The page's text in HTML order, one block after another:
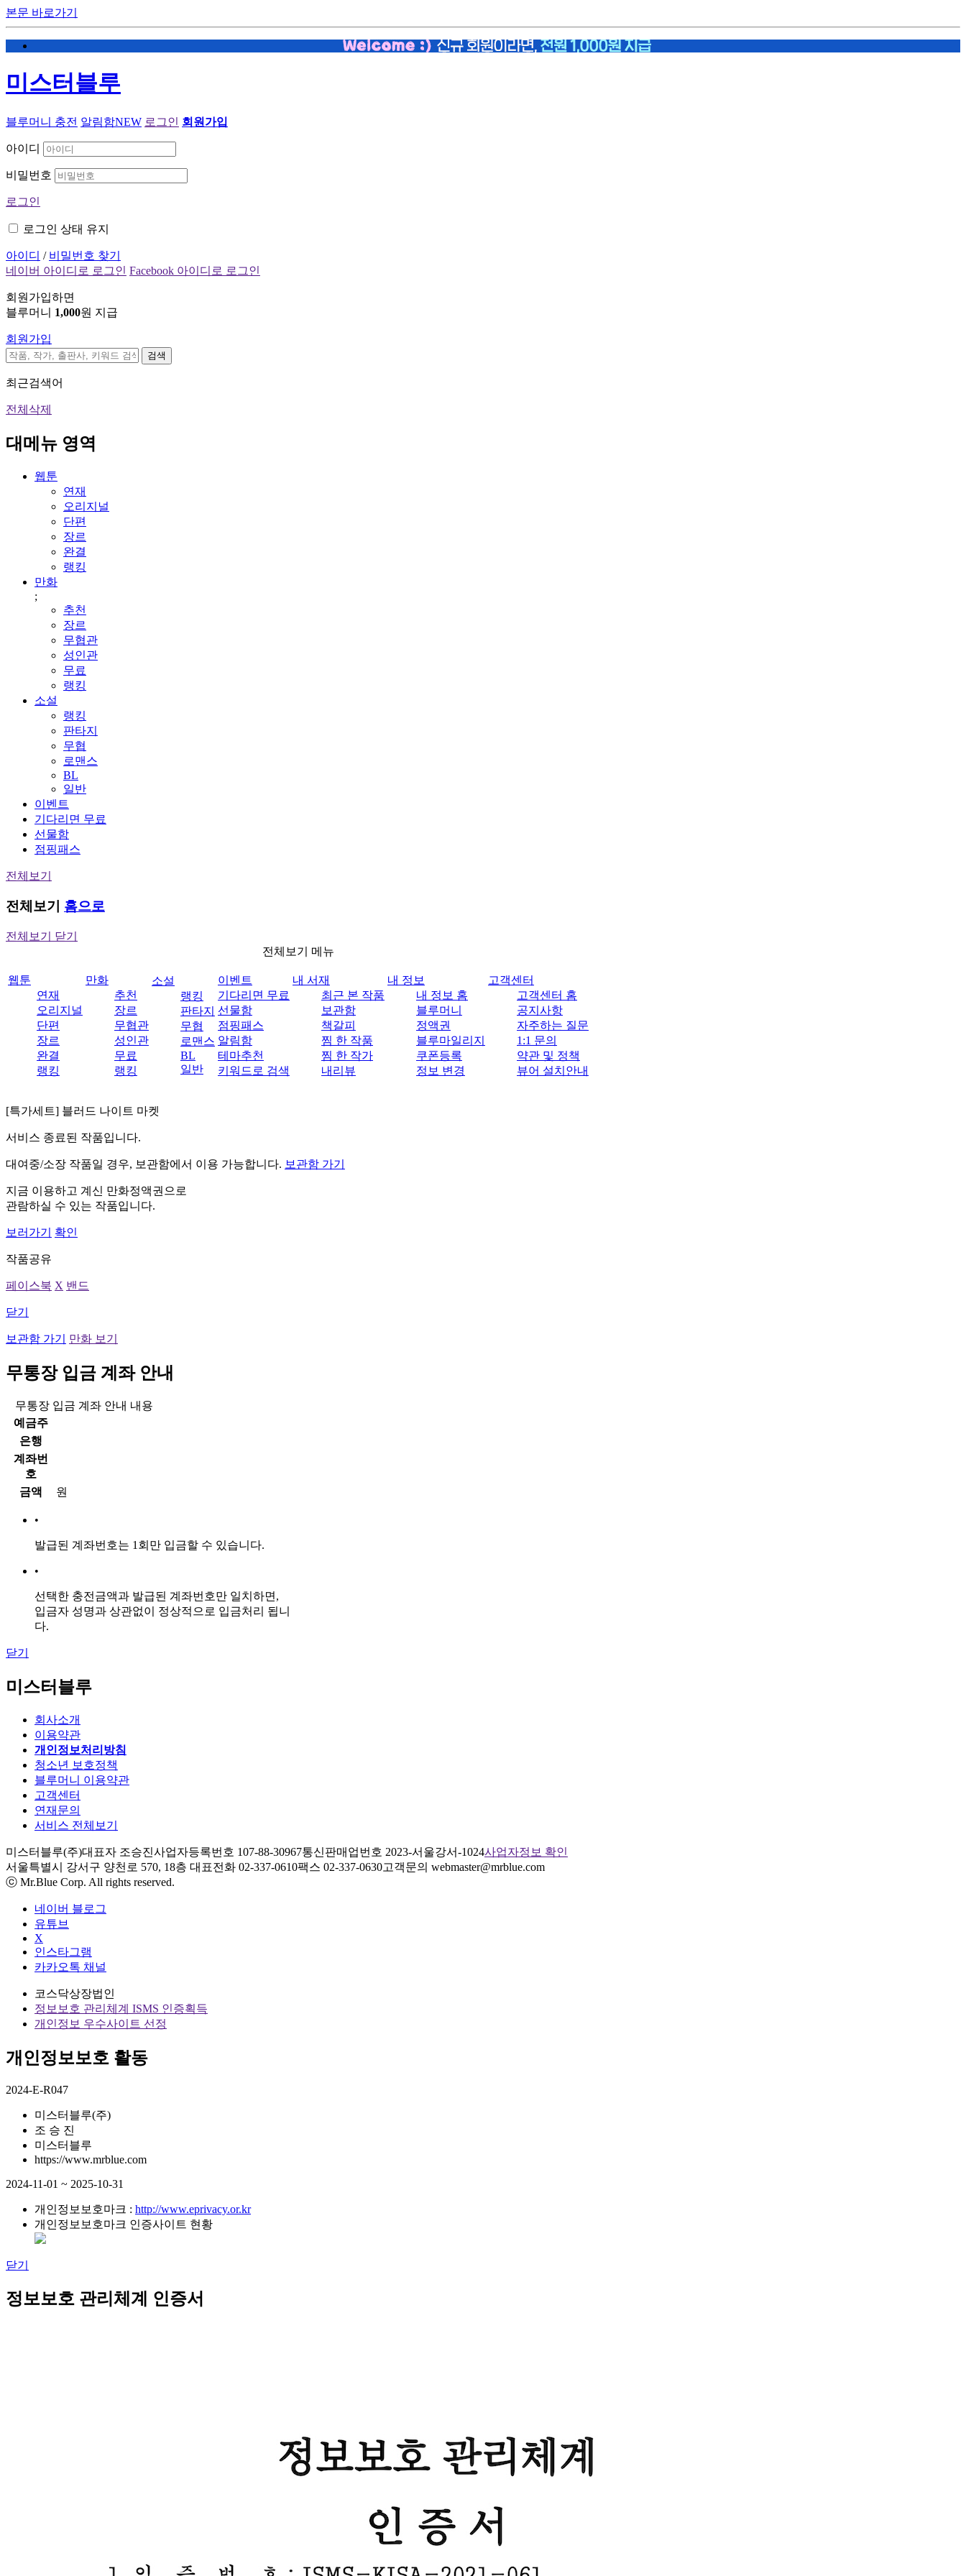
본문 바로가기
미스터블루
블루머니 충전 알림함NEW 로그인 회원가입
아이디
비밀번호
로그인
로그인 상태 유지
아이디 / 비밀번호 찾기
네이버 아이디로 로그인 Facebook 아이디로 로그인
회원가입하면
블루머니 1,000원 지급
회원가입
검색
최근검색어
전체삭제
대메뉴 영역
웹툰
연재
오리지널
단편
장르
완결
랭킹
만화
;
추천
장르
무협관
성인관
무료
랭킹
소설
랭킹
판타지
무협
로맨스
BL
일반
이벤트
기다리면 무료
선물함
점핑패스
전체보기
전체보기 홈으로
전체보기 닫기
전체보기 메뉴
웹툰
연재
오리지널
단편
장르
완결
랭킹
만화
추천
장르
무협관
성인관
무료
랭킹
소설
랭킹
판타지
무협
로맨스
BL
일반
이벤트
기다리면 무료
선물함
점핑패스
알림함
테마추천
키워드로 검색
내 서재
최근 본 작품
보관함
책갈피
찜 한 작품
찜 한 작가
내리뷰
내 정보
내 정보 홈
블루머니
정액권
블루마일리지
쿠폰등록
정보 변경
고객센터
고객센터 홈
공지사항
자주하는 질문
1:1 문의
약관 및 정책
뷰어 설치안내
[특가세트] 블러드 나이트 마켓
서비스 종료된 작품입니다.
대여중/소장 작품일 경우, 보관함에서 이용 가능합니다. 보관함 가기
지금 이용하고 계신 만화정액권으로
관람하실 수 있는 작품입니다.
보러가기 확인
작품공유
페이스북 X 밴드
닫기
보관함 가기 만화 보기
무통장 입금 계좌 안내
무통장 입금 계좌 안내 내용
예금주
은행
계좌번
호
금액
원
•
발급된 계좌번호는 1회만 입금할 수 있습니다.
•
선택한 충전금액과 발급된 계좌번호만 일치하면,
입금자 성명과 상관없이 정상적으로 입금처리 됩니
다.
닫기
미스터블루
회사소개
이용약관
개인정보처리방침
청소년 보호정책
블루머니 이용약관
고객센터
연재문의
서비스 전체보기
미스터블루(주)대표자 조승진사업자등록번호 107-88-30967통신판매업번호 2023-서울강서-1024사업자정보 확인
서울특별시 강서구 양천로 570, 18층 대표전화 02-337-0610팩스 02-337-0630고객문의 webmaster@mrblue.com
ⓒ Mr.Blue Corp. All rights reserved.
네이버 블로그
유튜브
X
인스타그램
카카오톡 채널
코스닥상장법인
정보보호 관리체계 ISMS 인증획득
개인정보 우수사이트 선정
개인정보보호 활동
2024-E-R047
미스터블루(주)
조 승 진
미스터블루
https://www.mrblue.com
2024-11-01 ~ 2025-10-31
개인정보보호마크 : http://www.eprivacy.or.kr
개인정보보호마크 인증사이트 현황
닫기
정보보호 관리체계 인증서